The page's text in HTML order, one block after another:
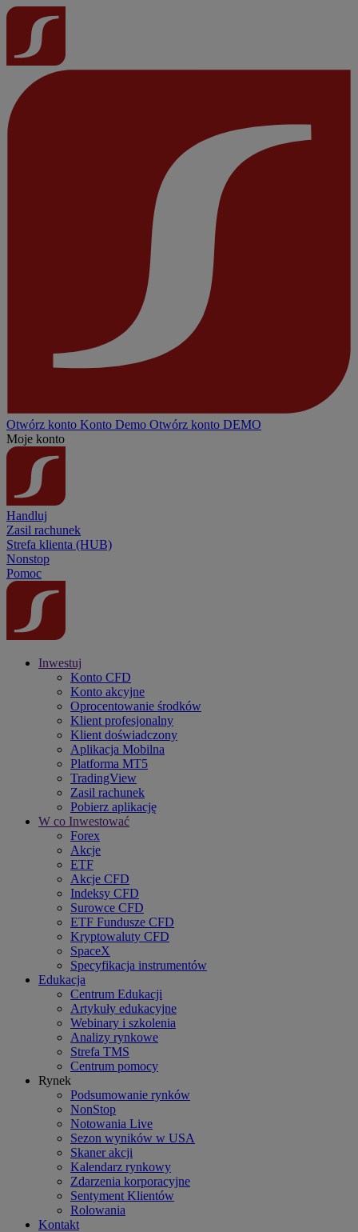
Otwórz konto Konto Demo Otwórz konto DEMO
Moje konto
Handluj
Zasil rachunek
Strefa klienta (HUB)
Nonstop
Pomoc
Inwestuj
Konto CFD
Konto akcyjne
Oprocentowanie środków
Klient profesjonalny
Klient doświadczony
Aplikacja Mobilna
Platforma MT5
TradingView
Zasil rachunek
Pobierz aplikację
W co Inwestować
Forex
Akcje
ETF
Akcje CFD
Indeksy CFD
Surowce CFD
ETF Fundusze CFD
Kryptowaluty CFD
SpaceX
Specyfikacja instrumentów
Edukacja
Centrum Edukacji
Artykuły edukacyjne
Webinary i szkolenia
Analizy rynkowe
Strefa TMS
Centrum pomocy
Rynek
Podsumowanie rynków
NonStop
Notowania Live
Sezon wyników w USA
Skaner akcji
Kalendarz rynkowy
Zdarzenia korporacyjne
Sentyment Klientów
Rolowania
Kontakt